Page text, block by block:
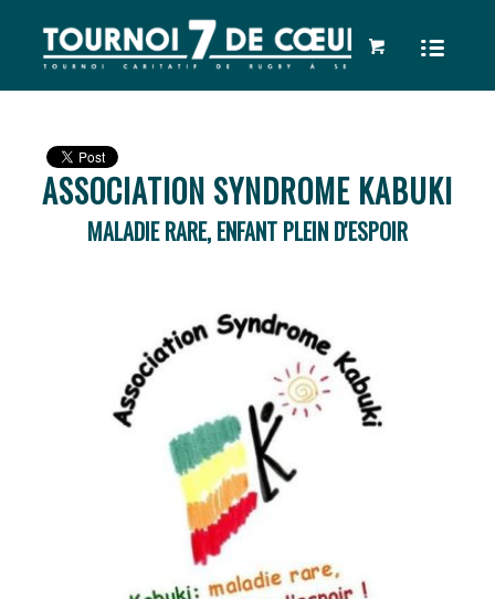
ASSOCIATION SYNDROME KABUKI
MALADIE RARE, ENFANT PLEIN D'ESPOIR